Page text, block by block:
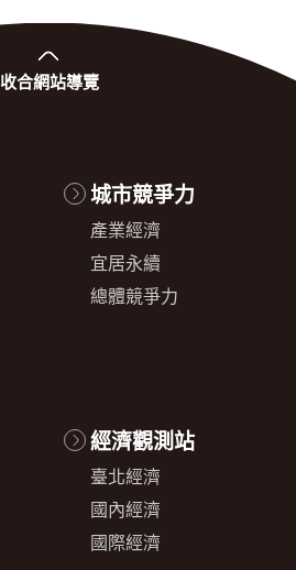
收合網站導覽
城市競爭力
產業經濟
宜居永續
總體競爭力
經濟觀測站
臺北經濟
國內經濟
國際經濟